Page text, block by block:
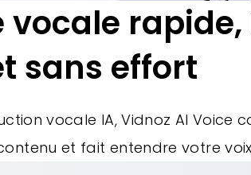
vocale
sans effort
vocale IA, Vidnoz AI Voice
et fait entendre votre